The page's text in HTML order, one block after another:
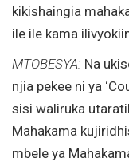
kikishaingia
ile ile kama
MTOBESYA: Na
njia pekee ni ya
sisi waliruka
Mahakama
mbele ya